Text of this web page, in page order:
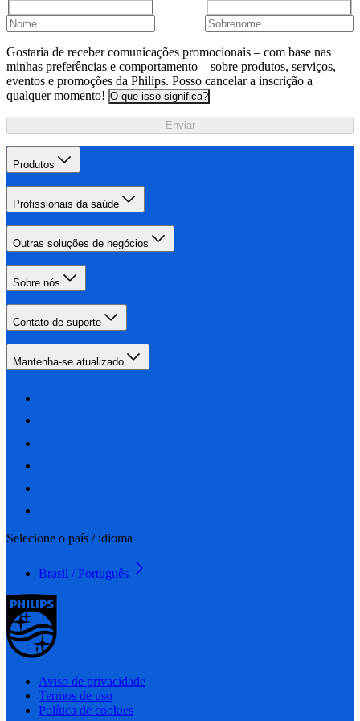
Gostaria de receber comunicações promocionais – com base nas
minhas preferências e comportamento – sobre produtos, serviços,
eventos e promoções da Philips. Posso cancelar a inscrição a
qualquer momento! O que isso significa?
Enviar
Produtos
Profissionais da saúde
Outras soluções de negócios
Sobre nós
Contato de suporte
Mantenha-se atualizado
Selecione o país / idioma
Brasil / Português
Aviso de privacidade
Termos de uso
Política de cookies